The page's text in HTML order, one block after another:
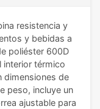
resistencia y
y bebidas a
poliéster 600D
interior térmico
dimensiones de
peso, incluye un
ajustable para